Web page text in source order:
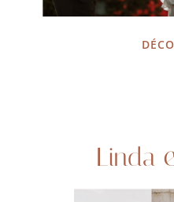
Linda